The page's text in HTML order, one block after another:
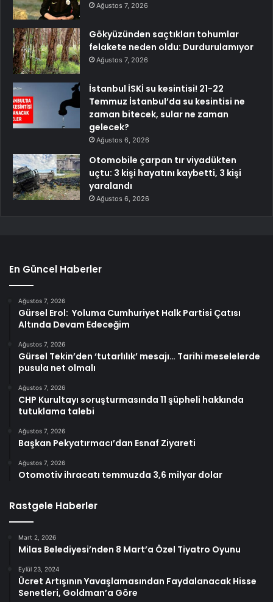
Ağustos 7, 2026
Gökyüzünden saçtıkları tohumlar
felakete neden oldu: Durdurulamıyor
Ağustos 7, 2026
İstanbul İSKİ su kesintisi! 21-22
Temmuz İstanbul’da su kesintisi ne
zaman bitecek, sular ne zaman
gelecek?
Ağustos 6, 2026
Otomobile çarpan tır viyadükten
uçtu: 3 kişi hayatını kaybetti, 3 kişi
yaralandı
Ağustos 6, 2026
En Güncel Haberler
Ağustos 7, 2026
Gürsel Erol: Yoluma Cumhuriyet Halk Partisi Çatısı
Altında Devam Edeceğim
Ağustos 7, 2026
Gürsel Tekin’den ‘tutarlılık’ mesajı… Tarihi meselelerde
pusula net olmalı
Ağustos 7, 2026
CHP Kurultayı soruşturmasında 11 şüpheli hakkında
tutuklama talebi
Ağustos 7, 2026
Başkan Pekyatırmacı’dan Esnaf Ziyareti
Ağustos 7, 2026
Otomotiv ihracatı temmuzda 3,6 milyar dolar
Rastgele Haberler
Mart 2, 2026
Milas Belediyesi’nden 8 Mart’a Özel Tiyatro Oyunu
Eylül 23, 2024
Ücret Artışının Yavaşlamasından Faydalanacak Hisse
Senetleri, Goldman’a Göre